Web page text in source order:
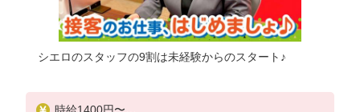
シエロのスタッフの9割は未経験からのスタート♪